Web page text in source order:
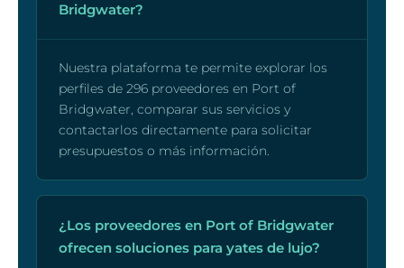
Bridgwater?
Nuestra plataforma te permite explorar los
perfiles de 296 proveedores en Port of
Bridgwater, comparar sus servicios y
contactarlos directamente para solicitar
presupuestos o más información.
¿Los proveedores en Port of Bridgwater
ofrecen soluciones para yates de lujo?